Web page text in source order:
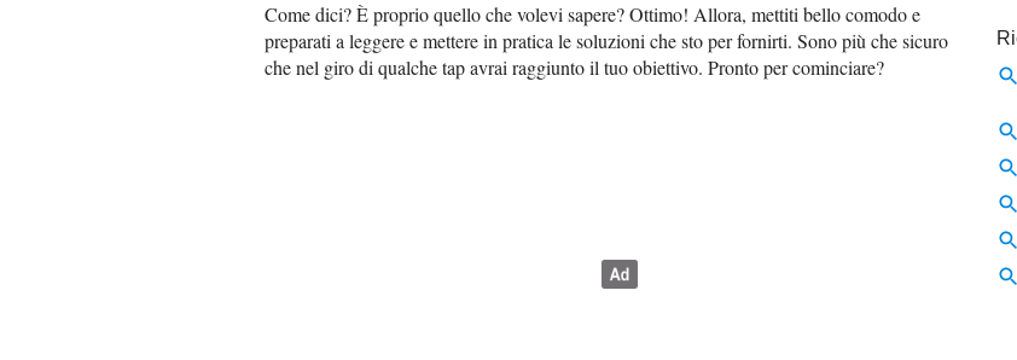
Come dici? È proprio quello che volevi sapere? Ottimo! Allora, mettiti bello comodo e
preparati a leggere e mettere in pratica le soluzioni che sto per fornirti. Sono più che sicuro
che nel giro di qualche tap avrai raggiunto il tuo obiettivo. Pronto per cominciare?